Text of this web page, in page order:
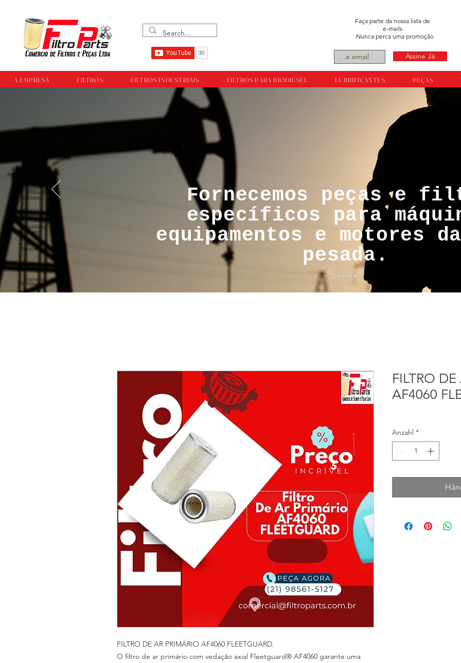
Faça parte da nossa lista de
e-mails
Nunca perca uma promoção
Assine Já
A EMPRESA FILTROS FILTROS INDUSTRIAIS FILTROS PARA BIODIESEL LUBRIFICANTES PEÇAS
™®©Todos os direitos reservador a
empresa Filtroparts.
Fornecemos peças e
específicos para
equipamentos e motores
pesada.
FILTRO DE AR PRIMÁRIO AF4060 FLEETGUARD.
O filtro de ar primário com vedação axial Fleetguard® AF4060 garante uma
FILTRO
AF4060
Anzahl *